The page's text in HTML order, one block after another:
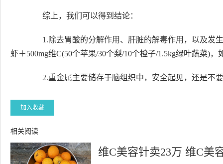
综上，我们可以得到结论：
1.除去胃酸的分解作用、肝脏的解毒作用，以及发
虾＋500mg维C(50个苹果/30个梨/10个橙子/1.5kg绿叶蔬菜
2.重金属主要储存于脑组织中，安全起见，还是不要
加入收藏
相关阅读
维C美容针卖23万 维C美